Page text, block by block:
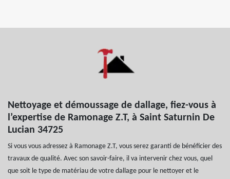
Nettoyage et démoussage de dallage, fiez-vous à
l’expertise de Ramonage Z.T, à Saint Saturnin De
Lucian 34725
Si vous vous adressez à Ramonage Z.T, vous serez garanti de bénéficier des
travaux de qualité. Avec son savoir-faire, il va intervenir chez vous, quel
que soit le type de matériau de votre dallage pour le nettoyer et le